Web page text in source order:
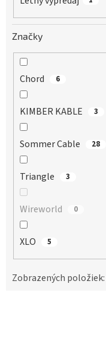
Značky
Chord 6
KIMBER KABLE 3
Sommer Cable 28
Triangle 3
Wireworld 0
XLO 5
Zobrazených položiek: